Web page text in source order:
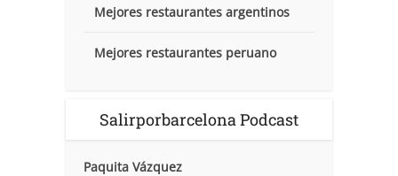
Mejores restaurantes argentinos
Mejores restaurantes peruano
Salirporbarcelona Podcast
Paquita Vázquez